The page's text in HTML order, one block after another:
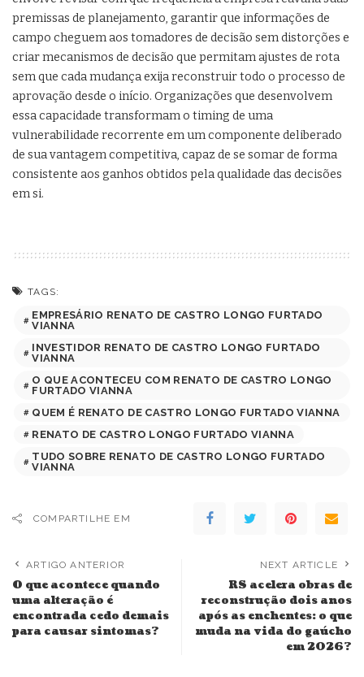
premissas de planejamento, garantir que informações de
campo cheguem aos tomadores de decisão sem distorções e
criar mecanismos de decisão que permitam ajustes de rota
sem que cada mudança exija reconstruir todo o processo de
aprovação desde o início. Organizações que desenvolvem
essa capacidade transformam o timing de uma
vulnerabilidade recorrente em um componente deliberado
de sua vantagem competitiva, capaz de se somar de forma
consistente aos ganhos obtidos pela qualidade das decisões
em si.
TAGS:
EMPRESÁRIO RENATO DE CASTRO LONGO FURTADO
VIANNA
INVESTIDOR RENATO DE CASTRO LONGO FURTADO
VIANNA
O QUE ACONTECEU COM RENATO DE CASTRO LONGO
FURTADO VIANNA
QUEM É RENATO DE CASTRO LONGO FURTADO VIANNA
RENATO DE CASTRO LONGO FURTADO VIANNA
TUDO SOBRE RENATO DE CASTRO LONGO FURTADO
VIANNA
COMPARTILHE EM
ARTIGO ANTERIOR
O que acontece quando
uma alteração é
encontrada cedo demais
para causar sintomas?
NEXT ARTICLE
RS acelera obras de
reconstrução dois anos
após as enchentes: o que
muda na vida do gaúcho
em 2026?